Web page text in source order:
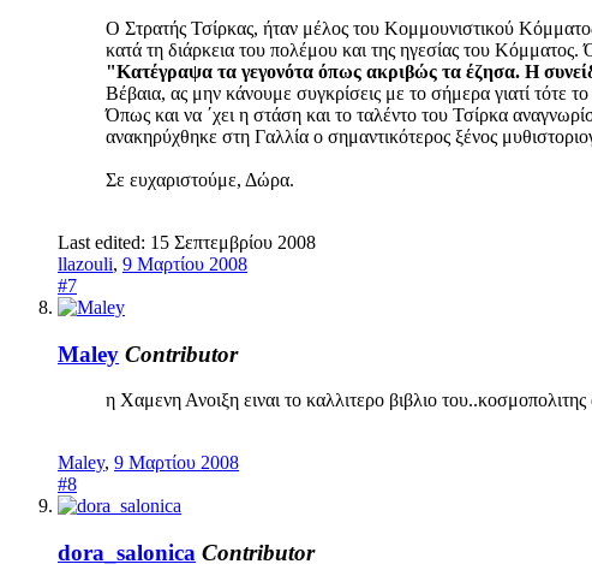
O Στρατής Τσίρκας, ήταν μέλος του Κομμουνιστικού
κατά τη διάρκεια του πολέμου και της ηγεσίας του
"Κατέγραψα τα γεγονότα όπως ακριβώς τα έζησα. Η
Βέβαια, ας μην κάνουμε συγκρίσεις με το σήμερα γιατί τότε
Όπως και να ΄χει η στάση και το ταλέντο του Τσίρκα
ανακηρύχθηκε στη Γαλλία ο σημαντικότερος ξένος
Σε ευχαριστούμε, Δώρα.
Last edited: 15 Σεπτεμβρίου 2008
llazouli, 9 Μαρτίου 2008
#7
Maley Contributor
η Χαμενη Ανοιξη ειναι το καλλιτερο βιβλιο
Maley, 9 Μαρτίου 2008
#8
dora_salonica Contributor